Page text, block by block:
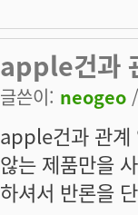
apple건과
글쓴이: neogeo
apple건과 관계
않는 제품만을
하셔서 반론을